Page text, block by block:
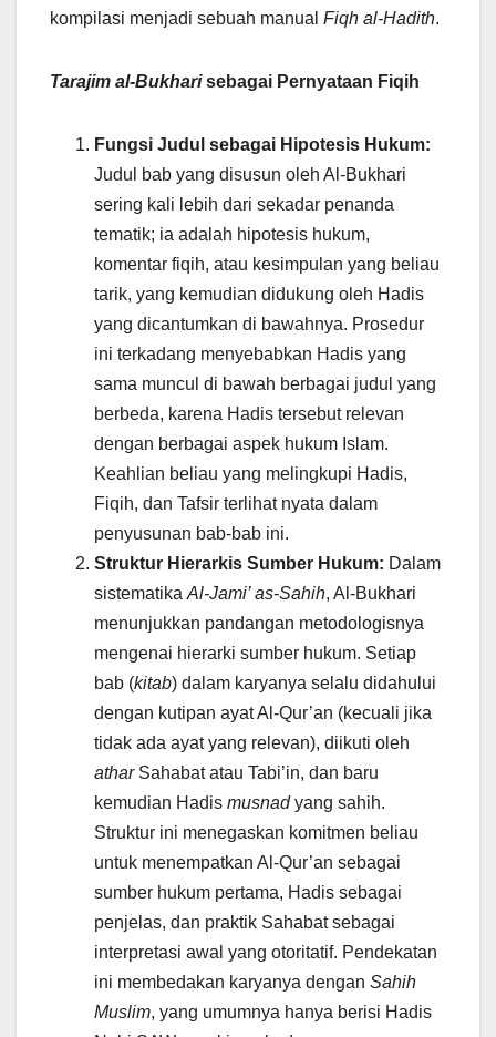
kompilasi menjadi sebuah manual Fiqh al-Hadith.
Tarajim al-Bukharisebagai Pernyataan Fiqih
Fungsi Judul sebagai Hipotesis Hukum:
Judul bab yang disusun oleh Al-Bukhari
sering kali lebih dari sekadar penanda
tematik; ia adalah hipotesis hukum,
komentar fiqih, atau kesimpulan yang beliau
tarik, yang kemudian didukung oleh Hadis
yang dicantumkan di bawahnya. Prosedur
ini terkadang menyebabkan Hadis yang
sama muncul di bawah berbagai judul yang
berbeda, karena Hadis tersebut relevan
dengan berbagai aspek hukum Islam.
Keahlian beliau yang melingkupi Hadis,
Fiqih, dan Tafsir terlihat nyata dalam
penyusunan bab-bab ini.
Struktur Hierarkis Sumber Hukum: Dalam
sistematika Al-Jami’ as-Sahih, Al-Bukhari
menunjukkan pandangan metodologisnya
mengenai hierarki sumber hukum. Setiap
bab (kitab) dalam karyanya selalu didahului
dengan kutipan ayat Al-Qur’an (kecuali jika
tidak ada ayat yang relevan), diikuti oleh
atharSahabat atau Tabi’in, dan baru
kemudian Hadis musnadyang sahih.
Struktur ini menegaskan komitmen beliau
untuk menempatkan Al-Qur’an sebagai
sumber hukum pertama, Hadis sebagai
penjelas, dan praktik Sahabat sebagai
interpretasi awal yang otoritatif. Pendekatan
ini membedakan karyanya dengan Sahih
Muslim, yang umumnya hanya berisi Hadis